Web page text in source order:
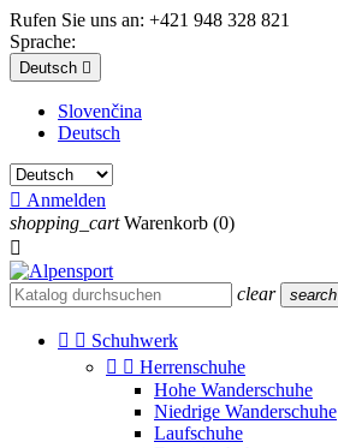
Rufen Sie uns an: +421 948 328 821
Sprache:
Deutsch 
Slovenčina
Deutsch
 Anmelden
shopping_cart Warenkorb (0)

clear search
  Schuhwerk
  Herrenschuhe
Hohe Wanderschuhe
Niedrige Wanderschuhe
Laufschuhe